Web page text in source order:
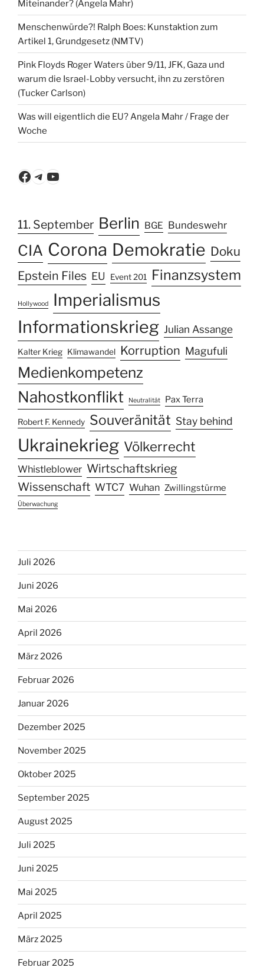
Miteinander? (Angela Mahr)
Menschenwürde?! Ralph Boes: Kunstaktion zum
Artikel 1, Grundgesetz (NMTV)
Pink Floyds Roger Waters über 9/11, JFK, Gaza und
warum die Israel-Lobby versucht, ihn zu zerstören
(Tucker Carlson)
Was will eigentlich die EU? Angela Mahr / Frage der
Woche
Facebook
Telegram
YouTube
11. September Berlin BGE Bundeswehr
CIA Corona Demokratie Doku
Epstein Files EU Event 201 Finanzsystem
Hollywood
Imperialismus
Informationskrieg Julian Assange
Kalter Krieg Klimawandel Korruption Magufuli
Medienkompetenz
Nahostkonflikt Neutralität Pax Terra
Robert F. Kennedy Souveränität Stay behind
Ukrainekrieg Völkerrecht
Whistleblower Wirtschaftskrieg
Wissenschaft WTC7 Wuhan Zwillingstürme
Überwachung
Juli 2026
Juni 2026
Mai 2026
April 2026
März 2026
Februar 2026
Januar 2026
Dezember 2025
November 2025
Oktober 2025
September 2025
August 2025
Juli 2025
Juni 2025
Mai 2025
April 2025
März 2025
Februar 2025